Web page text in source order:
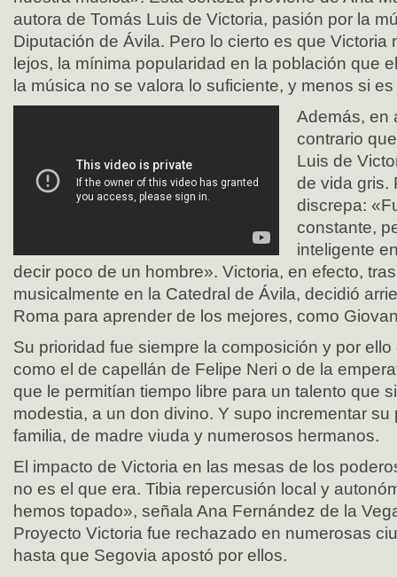
autora de Tomás Luis de Victoria, pasión por la
Diputación de Ávila. Pero lo cierto es que Victoria
lejos, la mínima popularidad en la población que
la música no se valora lo suficiente, y menos si
Además, en
contrario
Luis de
de vida gris.
discrepa:
constante,
inteligente
decir poco de un hombre». Victoria, en efecto,
musicalmente en la Catedral de Ávila, decidió
Roma para aprender de los mejores, como
Su prioridad fue siempre la composición y por
como el de capellán de Felipe Neri o de la
que le permitían tiempo libre para un talento que
modestia, a un don divino. Y supo incrementar su
familia, de madre viuda y numerosos hermanos.
El impacto de Victoria en las mesas de los
no es el que era. Tibia repercusión local y
hemos topado», señala Ana Fernández de la
Proyecto Victoria fue rechazado en numerosas
hasta que Segovia apostó por ellos.